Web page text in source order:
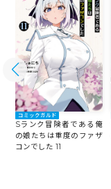
コミックガルド
Sランク冒険者である俺
の娘たちは重度のファザ
コンでした 11